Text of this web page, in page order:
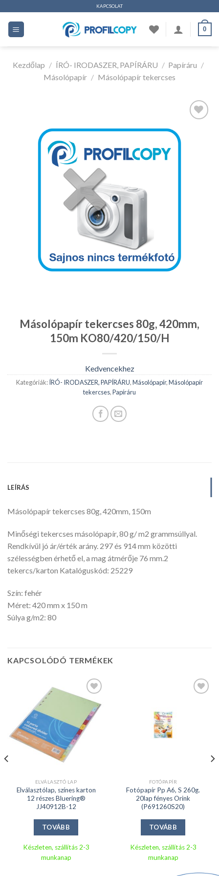
tartalomhoz
KAPCSOLAT
0
Kezdőlap / ÍRÓ- IRODASZER, PAPÍRÁRU / Papíráru /
Másolópapír / Másolópapír tekercses
Kedvencekhez
Másolópapír tekercses 80g, 420mm,
150m KO80/420/150/H
Kedvencekhez
Kategóriák: ÍRÓ- IRODASZER, PAPÍRÁRU,Másolópapír,Másolópapír
tekercses,Papíráru
LEÍRÁS
Másolópapír tekercses 80g, 420mm, 150m
Minőségi tekercses másolópapír, 80 g/ m2 grammsúllyal.
Rendkívül jó ár/érték arány. 297 és 914 mm közötti
szélességben érhető el, a mag átmérője 76 mm.2
tekercs/karton Katalóguskód: 25229
Szín: fehér
Méret: 420 mm x 150 m
Súlya g/m2: 80
KAPCSOLÓDÓ TERMÉKEK
Kedvencekhez
ELVÁLASZTÓ LAP
Elválasztólap, színes karton
12 részes Bluering®
JJ40912B-12
TOVÁBB
Készleten, szállítás 2-3
munkanap
FOTÓPAPÍR
Fotópapír Pp A6, S 260g.
20lap fényes Orink
(P691260S20)
TOVÁBB
Készleten, szállítás 2-3
munkanap